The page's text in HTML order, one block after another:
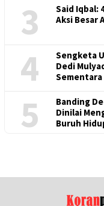
3
Said Iqbal:
Aksi Besar
4
Sengketa
Dedi
5
Banding
Dinilai
Buruh